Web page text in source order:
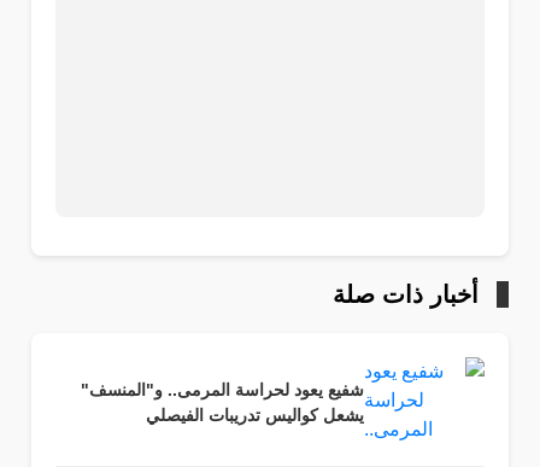
أخبار ذات صلة
شفيع يعود لحراسة المرمى.. و"المنسف"
يشعل كواليس تدريبات الفيصلي